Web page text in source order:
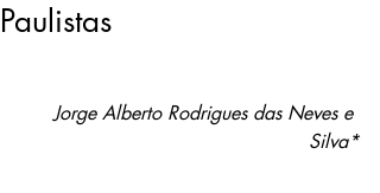
Paulistas
Jorge Alberto Rodrigues das Neves e
Silva*